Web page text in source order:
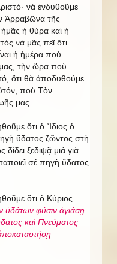
νὰ ἐνδυθοῦμε
Ἀρραβῶνα τῆς
ἡμᾶς ἡ θύρα καὶ ἡ
νὰ μᾶς πεῖ ὅτι
ἡ ἡμέρα ποὺ
τὴν ὥρα ποὺ
ὅτι θὰ ἀποδυθούμε
ποὺ Τὸν
μας.
ὅτι ὁ Ἴδιος ὁ
ὕδατος ζῶντος στὴ
ξεδιψᾷ μιά γιὰ
σέ πηγὴ ὕδατος
ὅτι ὁ Κύριος
ὑδάτων φύσιν ἀγιάσῃ
καὶ Πνεύματος